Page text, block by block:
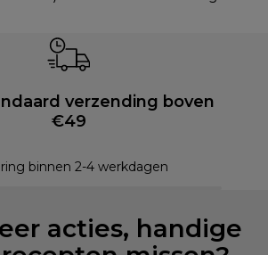
verzending boven
€49
binnen 2-4 werkdagen
acties, handige